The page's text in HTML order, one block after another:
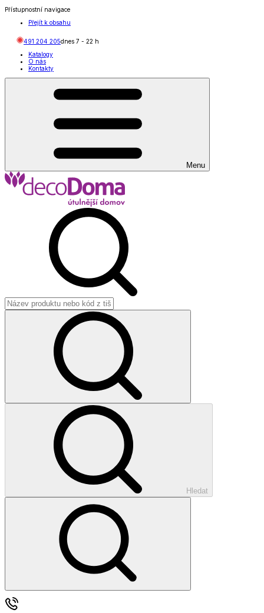
Přístupnostní navigace
Přejít k obsahu
491 204 205dnes 7 - 22 h
Katalogy
O nás
Kontakty
Menu
Hledat